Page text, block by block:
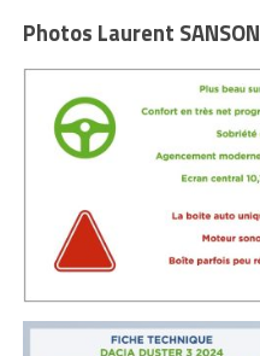
Photos Laurent SANSON